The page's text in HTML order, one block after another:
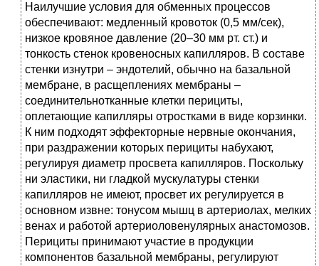
Наилучшие условия для обменных процессов
обеспечивают: медленный кровоток (0,5 мм/сек),
низкое кровяное давление (20–30 мм рт. ст.) и
тонкость стенок кровеносных капилляров. В составе
стенки изнутри – эндотелий, обычно на базальной
мембране, в расщеплениях мембраны –
соединительнотканные клетки перициты,
оплетающие капилляры отростками в виде корзинки.
К ним подходят эффекторные нервные окончания,
при раздражении которых перициты набухают,
регулируя диаметр просвета капилляров. Поскольку
ни эластики, ни гладкой мускулатуры стенки
капилляров не имеют, просвет их регулируется в
основном извне: тонусом мышц в артериолах, мелких
венах и работой артериоловенулярных анастомозов.
Перициты принимают участие в продукции
компонентов базальной мембраны, регулируют